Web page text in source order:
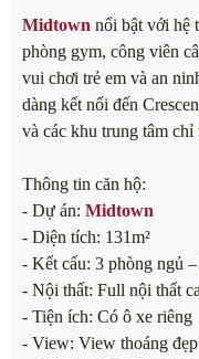
Midtown nổi bật với hệ
phòng gym, công viên
vui chơi trẻ em và an
dàng kết nối đến
và các khu trung tâm
Thông tin căn hộ:
- Dự án: Midtown
- Diện tích: 131m²
- Kết cấu: 3 phòng ngủ
- Nội thất: Full nội thất
- Tiện ích: Có ô xe riêng
- View: View thoáng đẹp